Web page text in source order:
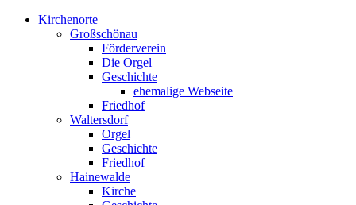
Kirchenorte
Großschönau
Förderverein
Die Orgel
Geschichte
ehemalige Webseite
Friedhof
Waltersdorf
Orgel
Geschichte
Friedhof
Hainewalde
Kirche